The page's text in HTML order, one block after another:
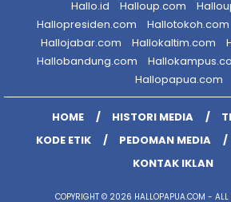
Hallo.id
Halloup.com
Hallopresiden.com
Hallotokoh.com
Hallojabar.com
Hallokaltim.com
Hallobandung.com
Hallopapua.com
HOME HISTORI MEDIA
KODE ETIK
PEDOMAN MEDIA
KONTAK IKLAN
COPYRIGHT © 2026 HALLOPAPUA.COM - ALL